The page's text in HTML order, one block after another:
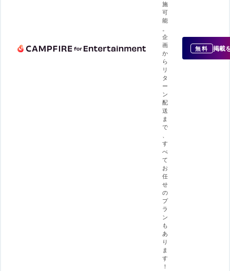
施
可
能
。
企
画
か
ら
リ
タ
ー
ン
配
送
ま
で
、
す
べ
て
お
任
せ
の
プ
ラ
ン
も
あ
り
ま
す
！
無料 掲載